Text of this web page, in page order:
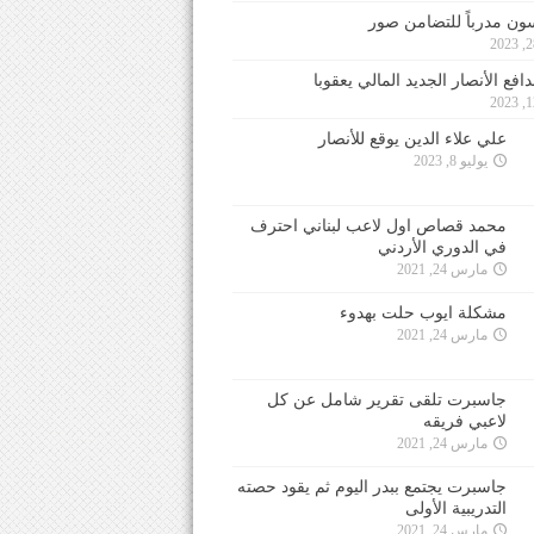
مدرباً للتضامن صور
الأنصار الجديد المالي يعقوبا
علي علاء الدين يوقع للأنصار
يوليو 8, 2023
محمد قصاص اول لاعب لبناني احترف
في الدوري الأردني
مارس 24, 2021
مشكلة ايوب حلت بهدوء
مارس 24, 2021
جاسبرت تلقى تقرير شامل عن كل
لاعبي فريقه
مارس 24, 2021
جاسبرت يجتمع ببدر اليوم ثم يقود حصته
التدريبية الأولى
مارس 24, 2021